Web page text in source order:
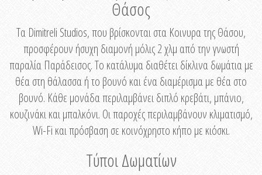
Θάσος
Τα Dimitreli Studios, που βρίσκονται στα Κοινυρα της Θάσου,
προσφέρουν ήσυχη διαμονή μόλις 2 χλμ από την γνωστή
παραλία Παράδεισος. Το κατάλυμα διαθέτει δίκλινα δωμάτια με
θέα στη θάλασσα ή το βουνό και ένα διαμέρισμα με θέα στο
βουνό. Κάθε μονάδα περιλαμβάνει διπλό κρεβάτι, μπάνιο,
κουζινάκι και μπαλκόνι. Οι παροχές περιλαμβάνουν κλιματισμό,
Wi-Fi και πρόσβαση σε κοινόχρηστο κήπο με κιόσκι.
Τύποι Δωματίων